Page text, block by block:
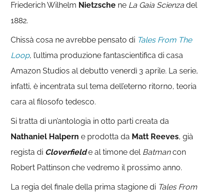
Friederich Wilhelm Nietzsche ne La Gaia Scienza del
1882.
Chissà cosa ne avrebbe pensato di Tales From The
Loop, l’ultima produzione fantascientifica di casa
Amazon Studios al debutto venerdì 3 aprile. La serie,
infatti, è incentrata sul tema dell’eterno ritorno, teoria
cara al filosofo tedesco.
Si tratta di un’antologia in otto parti creata da
Nathaniel Halpern e prodotta da Matt Reeves, già
regista di Cloverfielde al timone del Batmancon
Robert Pattinson che vedremo il prossimo anno.
La regia del finale della prima stagione di Tales From